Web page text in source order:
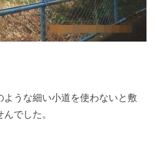
ような細い小道を使わないと敷
でした。